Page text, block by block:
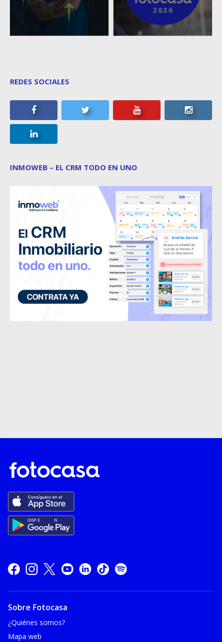
REDES SOCIALES
INMOWEB – EL CRM TODO EN UNO
Sobre Fotocasa
¿Quiénes somos?
Mapa web